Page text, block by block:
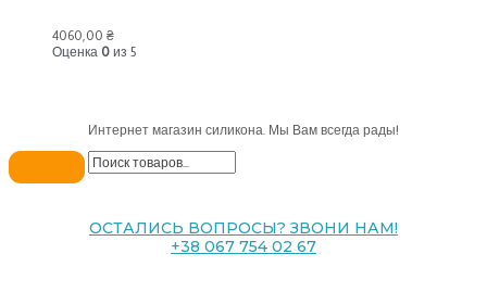
4060,00 ₴
Оценка 0 из 5
Интернет магазин силикона. Мы Вам всегда рады!
ОСТАЛИСЬ ВОПРОСЫ? ЗВОНИ НАМ!
+38 067 754 02 67